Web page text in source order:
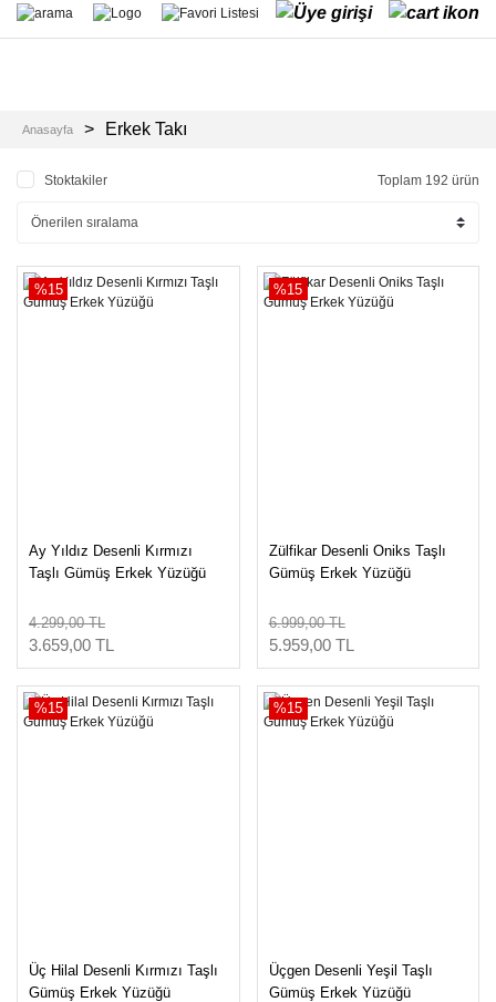
Anasayfa Erkek Takı
Stoktakiler Toplam 192 ürün
%15
Ay Yıldız Desenli Kırmızı
Taşlı Gümüş Erkek Yüzüğü
4.299,00 TL
3.659,00 TL
%15
Zülfikar Desenli Oniks Taşlı
Gümüş Erkek Yüzüğü
6.999,00 TL
5.959,00 TL
%15
Üç Hilal Desenli Kırmızı Taşlı
Gümüş Erkek Yüzüğü
%15
Üçgen Desenli Yeşil Taşlı
Gümüş Erkek Yüzüğü